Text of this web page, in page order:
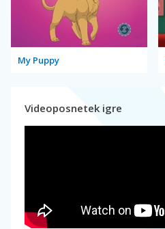
My Puppy
Videoposnetek igre